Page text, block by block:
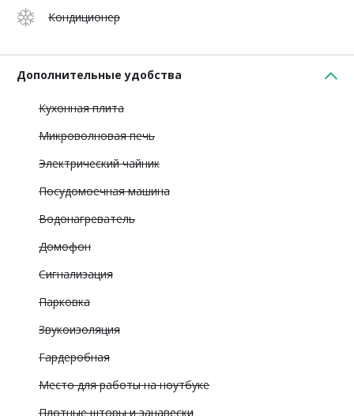
Кондиционер
Дополнительные удобства
Кухонная плита
Микроволновая печь
Электрический чайник
Посудомоечная машина
Водонагреватель
Домофон
Сигнализация
Парковка
Звукоизоляция
Гардеробная
Место для работы на ноутбуке
Плотные шторы и занавески